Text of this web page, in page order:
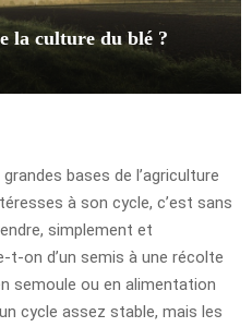
la culture du blé ?
bases de l’agriculture
à son cycle, c’est sans
simplement et
on d’un semis à une récolte
semoule ou en alimentation
cycle assez stable, mais les